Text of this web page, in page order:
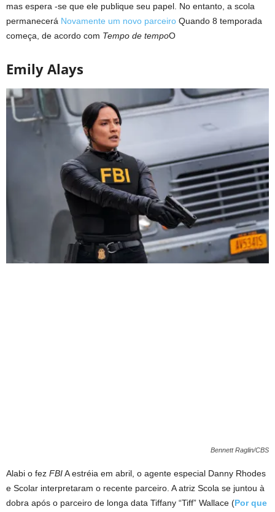
mas espera -se que ele publique seu papel. No entanto, a scola
permanecerá Novamente um novo parceiro Quando 8 temporada
começa, de acordo com Tempo de tempoO
Emily Alays
Bennett Raglin/CBS
Alabi o fez FBIA estréia em abril, o agente especial Danny Rhodes
e Scolar interpretaram o recente parceiro. A atriz Scola se juntou à
dobra após o parceiro de longa data Tiffany “Tiff” Wallace (Por que